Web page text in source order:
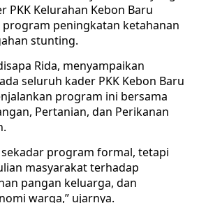
PKK Kelurahan Kebon Baru
peningkatan ketahanan
stunting.
Rida, menyampaikan
seluruh kader PKK Kebon Baru
program ini bersama
Pertanian, dan Perikanan
program formal, tetapi
masyarakat terhadap
pangan keluarga, dan
warga,” ujarnya.